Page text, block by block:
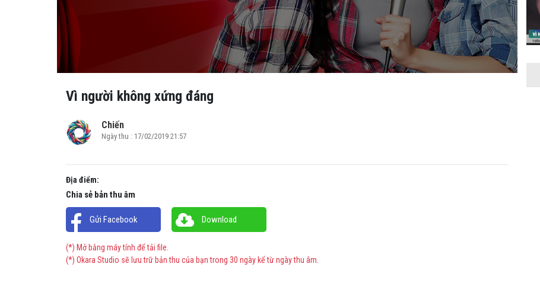
Vì người không xứng đáng
Chiến
Ngày thu : 17/02/2019 21:57
Địa điểm:
Chia sẻ bản thu âm
Gửi Facebook Download
(*) Mở bằng máy tính để tải file.
(*) Okara Studio sẽ lưu trữ bản thu của bạn trong 30 ngày kể từ ngày thu âm.